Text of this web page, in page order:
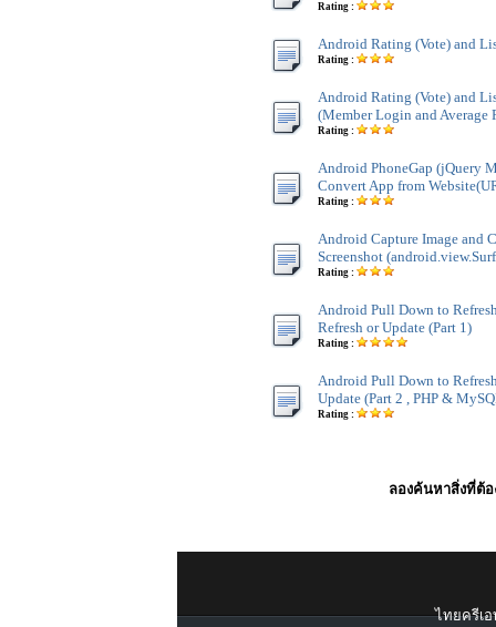
Rating :
Android Rating (Vote) and
Rating :
Android Rating (Vote) and
(Member Login and Average
Rating :
Android PhoneGap (jQuery
Convert App from
Rating :
Android Capture Image and
Screenshot
Rating :
Android Pull Down to
Refresh or Update (Part 1)
Rating :
Android Pull Down to
Update (Part 2 , PHP &
Rating :
ลองค้นหาสิ่งที่ต้อ
ไทยครีเอ